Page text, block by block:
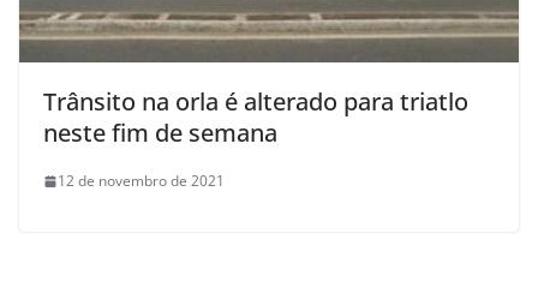
Trânsito na orla é alterado para triatlo
neste fim de semana
12 de novembro de 2021